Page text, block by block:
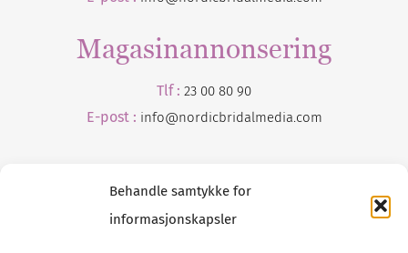
Behandle samtykke for
informasjonskapsler
Magasinannonsering
Tlf : 23 00 80 90
E-post : info@nordicbridalmedia.com